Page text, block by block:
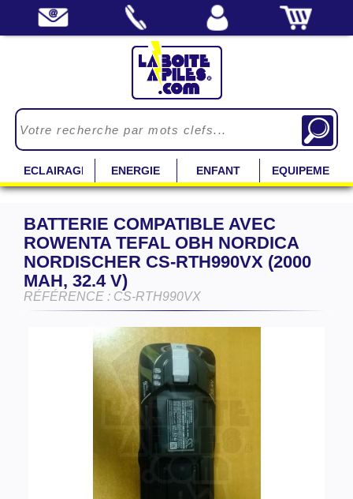
ECLAIRAGE ENERGIE ENFANT EQUIPEMENT
BATTERIE COMPATIBLE AVEC
ROWENTA TEFAL OBH NORDICA
NORDISCHER CS-RTH990VX (2000
MAH, 32.4 V)
RÉFÉRENCE : CS-RTH990VX